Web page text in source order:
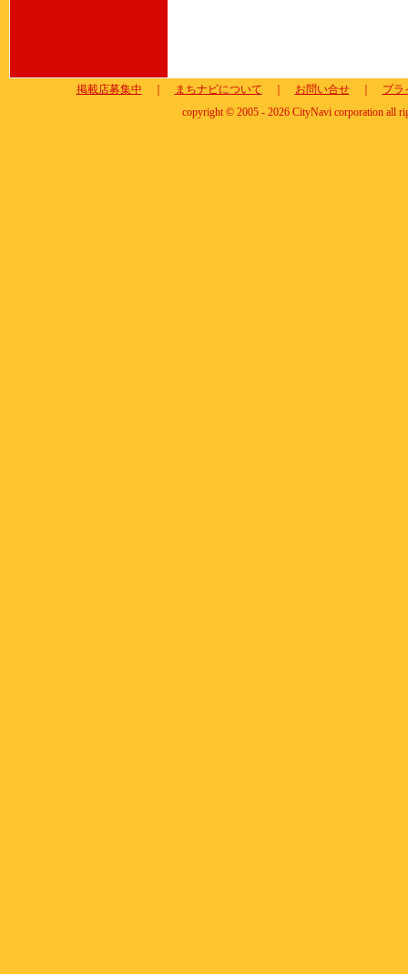
掲載店募集中 まちナビについて お問い合せ｜
プラ
copyright © 2005 - 2026 CityNavi corporation all